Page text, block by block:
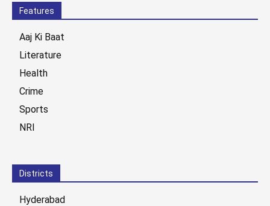
Features
Aaj Ki Baat
Literature
Health
Crime
Sports
NRI
Districts
Hyderabad